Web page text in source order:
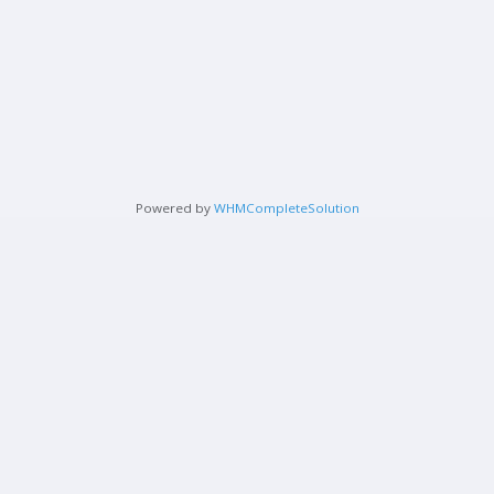
Powered by WHMCompleteSolution